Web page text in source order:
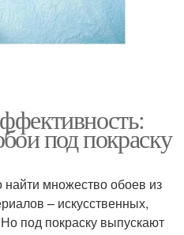
под покраску
множество обоев из
– искусственных,
под покраску выпускают